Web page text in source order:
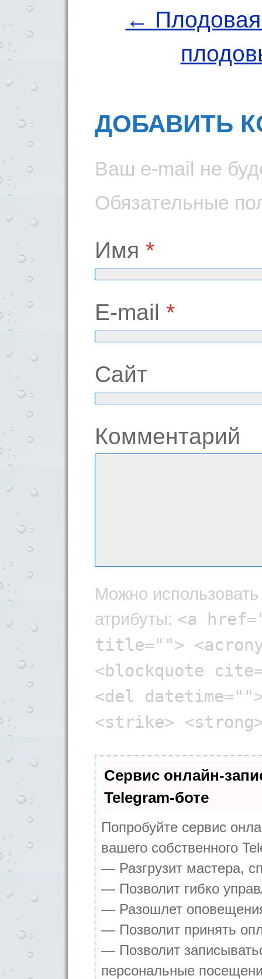
←
ДОБАВИТЬ
Ваш e-mail не
Обязательные
Имя *
E-mail *
Сайт
Комментарий
Можно
атрибуты: <a
title="">
<blockquote
<del
<strike>
Сервис онлайн-
Telegram-боте
Попробуйте сервис
вашего собственного
— Разгрузит мастера,
— Позволит гибко
— Разошлет
— Позволит принять
— Позволит
персональные